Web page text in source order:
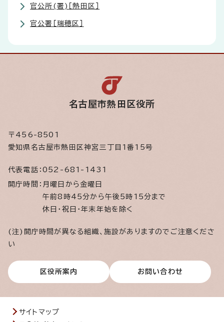
官公所(署)［熱田区］
官公署［瑞穂区］
名古屋市熱田区役所
〒456-8501
愛知県名古屋市熱田区神宮三丁目1番15号
代表電話： 052-681-1431
開庁時間： 月曜日から金曜日
午前8時45分から午後5時15分まで
休日・祝日・年末年始を除く
(注)開庁時間が異なる組織、施設がありますのでご注意くださ
い
区役所案内 お問い合わせ
サイトマップ